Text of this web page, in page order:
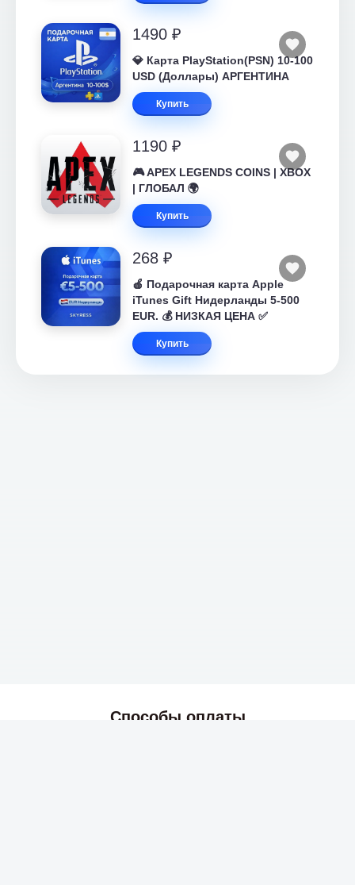
1490 ₽
💎 Карта PlayStation(PSN) 10-100
USD (Доллары) АРГЕНТИНА
Купить
1190 ₽
🎮 APEX LEGENDS COINS | XBOX
| ГЛОБАЛ 🌍
Купить
268 ₽
🍎 Подарочная карта Apple
iTunes Gift Нидерланды 5-500
EUR. 💰 НИЗКАЯ ЦЕНА ✅
Купить
Способы оплаты